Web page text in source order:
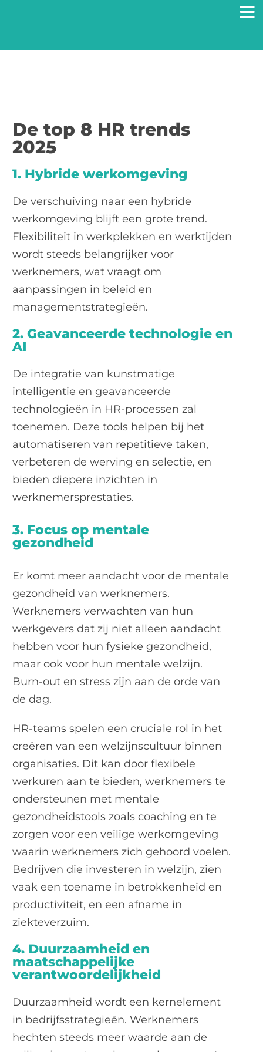
De top 8 HR trends
2025
1. Hybride werkomgeving
De verschuiving naar een hybride
werkomgeving blijft een grote trend.
Flexibiliteit in werkplekken en werktijden
wordt steeds belangrijker voor
werknemers, wat vraagt om
aanpassingen in beleid en
managementstrategieën.
2. Geavanceerde technologie en
AI
De integratie van kunstmatige
intelligentie en geavanceerde
technologieën in HR-processen zal
toenemen. Deze tools helpen bij het
automatiseren van repetitieve taken,
verbeteren de werving en selectie, en
bieden diepere inzichten in
werknemersprestaties.
3. Focus op mentale
gezondheid
Er komt meer aandacht voor de mentale
gezondheid van werknemers.
Werknemers verwachten van hun
werkgevers dat zij niet alleen aandacht
hebben voor hun fysieke gezondheid,
maar ook voor hun mentale welzijn.
Burn-out en stress zijn aan de orde van
de dag.
HR-teams spelen een cruciale rol in het
creëren van een welzijnscultuur binnen
organisaties. Dit kan door flexibele
werkuren aan te bieden, werknemers te
ondersteunen met mentale
gezondheidstools zoals coaching en te
zorgen voor een veilige werkomgeving
waarin werknemers zich gehoord voelen.
Bedrijven die investeren in welzijn, zien
vaak een toename in betrokkenheid en
productiviteit, en een afname in
ziekteverzuim.
4. Duurzaamheid en
maatschappelijke
verantwoordelijkheid
Duurzaamheid wordt een kernelement
in bedrijfsstrategieën. Werknemers
hechten steeds meer waarde aan de